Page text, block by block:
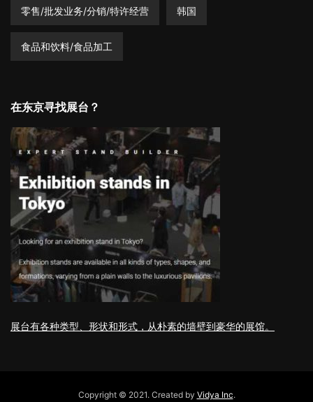
零售/批发业务/分销/特许经营 韩国
食品和饮料/食品加工
在东京寻找展台？
展台有各种类型、形状和形式，从朴素的墙壁到豪华的展馆。
Copyright © 2021. Created by Vidya Inc.